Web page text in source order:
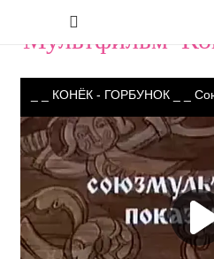
Мультфильм